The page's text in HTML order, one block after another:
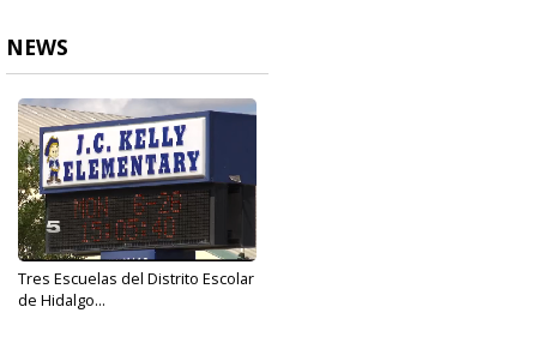
NEWS
Tres Escuelas del Distrito Escolar
de Hidalgo...